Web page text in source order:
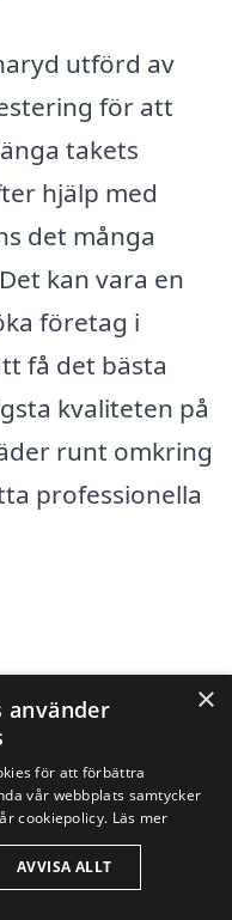
utförd av
för att
takets
hjälp med
det många
kan vara en
företag i
få det bästa
kvaliteten på
runt omkring
professionella
×
använder
för att förbättra
vår webbplats samtycker
cookiepolicy. Läs mer
AVVISA ALLT